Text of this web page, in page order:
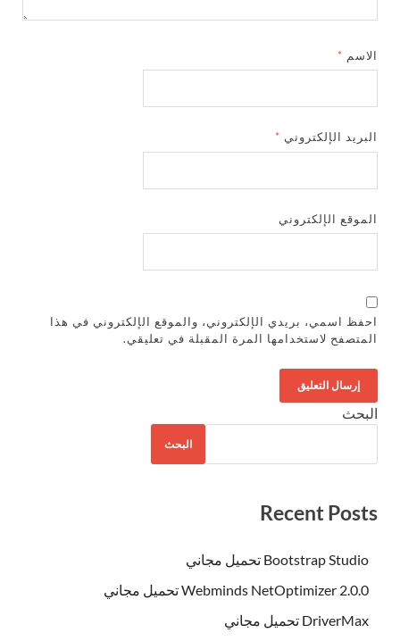
الاسم *
البريد الإلكتروني *
الموقع الإلكتروني
احفظ اسمي، بريدي الإلكتروني، والموقع الإلكتروني في هذا
المتصفح لاستخدامها المرة المقبلة في تعليقي.
البحث
البحث
Recent Posts
Bootstrap Studio تحميل مجاني
Webminds NetOptimizer 2.0.0 تحميل مجاني
DriverMax تحميل مجاني